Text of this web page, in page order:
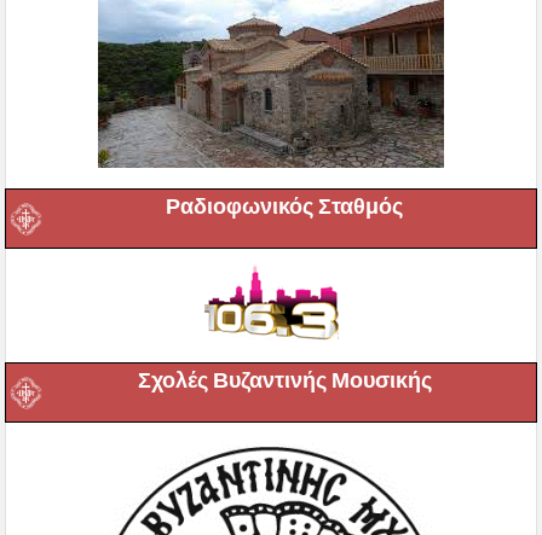
Ραδιοφωνικός Σταθμός
Σχολές Βυζαντινής Μουσικής